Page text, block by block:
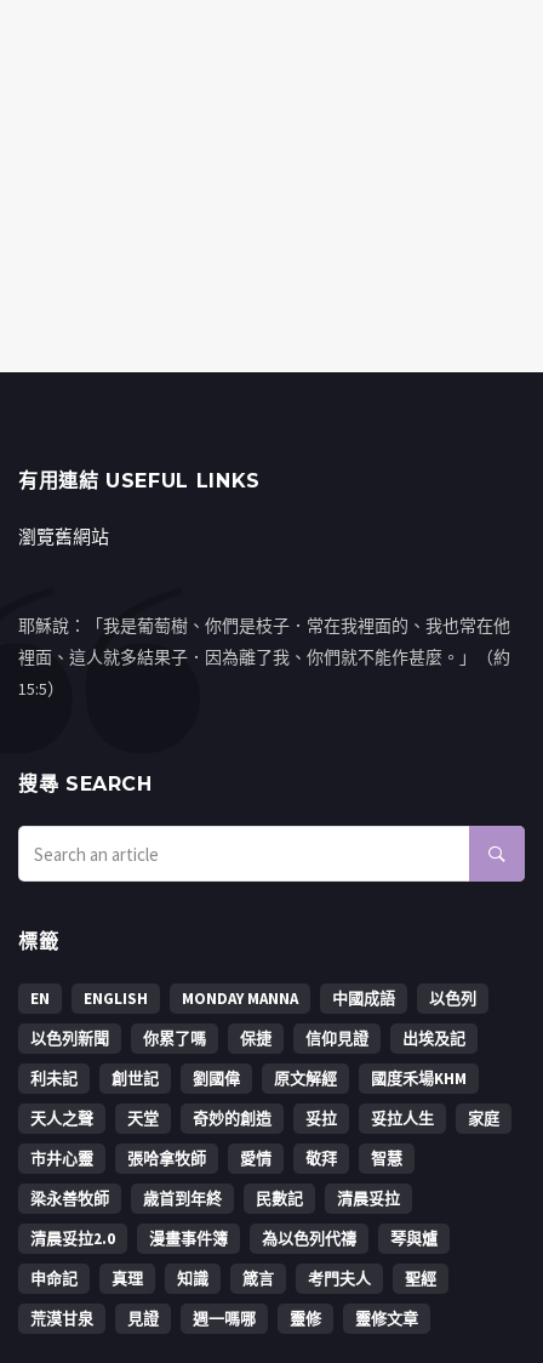
有用連結 USEFUL LINKS
瀏覽舊網站
耶穌說：「我是葡萄樹、你們是枝子．常在我裡面的、我也常在他
裡面、這人就多結果子．因為離了我、你們就不能作甚麼。」（約
15:5）
搜㝷 SEARCH
標籤
EN ENGLISH MONDAY MANNA 中國成語
以色列
以色列新聞
你累了嗎 保捷 信仰見證
出埃及記
利未記
創世記 劉國偉 原文解經
國度禾場KHM
天人之聲
天堂 奇妙的創造 妥拉 妥拉人生
家庭
市井心靈
張哈拿牧師 愛情 敬拜
智慧
梁永善牧師
歳首到年終 民數記
清晨妥拉
清晨妥拉2.0
漫畫事件簿 為以色列代禱
琴與爐
申命記
真理 知識 箴言 考門夫人
聖經
荒漠甘泉
見證 週一嗎哪 靈修 靈修文章